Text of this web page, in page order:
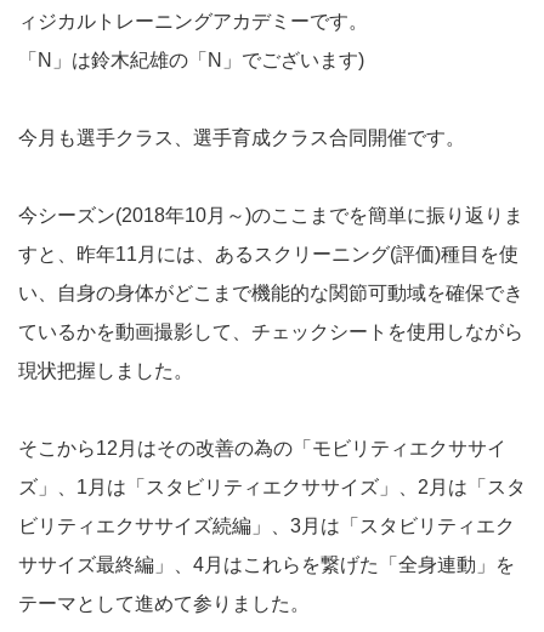
ィジカルトレーニングアカデミーです。
「N」は鈴木紀雄の「N」でございます)
今月も選手クラス、選手育成クラス合同開催です。
今シーズン(2018年10月～)のここまでを簡単に振り返りま
すと、昨年11月には、あるスクリーニング(評価)種目を使
い、自身の身体がどこまで機能的な関節可動域を確保でき
ているかを動画撮影して、チェックシートを使用しながら
現状把握しました。
そこから12月はその改善の為の「モビリティエクササイ
ズ」、1月は「スタビリティエクササイズ」、2月は「スタ
ビリティエクササイズ続編」、3月は「スタビリティエク
ササイズ最終編」、4月はこれらを繋げた「全身連動」を
テーマとして進めて参りました。